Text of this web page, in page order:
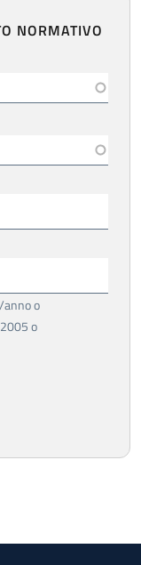
NORMATIVO
anno o
o